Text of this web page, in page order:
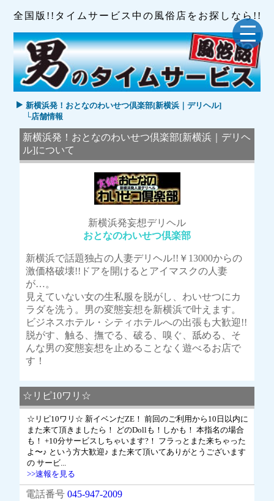
全国版!!タイムサービス中の風俗店をお探しなら!!
新横浜発！おとなのわいせつ倶楽部[新横浜｜デリヘル]
└店舗情報
新横浜発！おとなのわいせつ倶楽部[新横浜｜デリヘ
ル]について
新横浜発妄想デリヘル
おとなのわいせつ倶楽部
新横浜で話題独占の人妻デリヘル!!￥13000からの
激価格破壊!!ドアを開けるとアイマスクの人妻
が…。
見えていない女の生私服を脱がし、わいせつにカ
ラダを洗う。男の変態妄想を新横浜で叶えます。
ビジネスホテル・シティホテルへの出張も大歓迎!!
脱がす、触る、撫でる、破る、嗅ぐ、舐める、そ
んな男の変態妄想を止めることなく遊べるお店で
す！
☆リピ10ワリ☆
☆リピ10ワリ☆ 新イベンだZE！ 前回のご利用から10日以内に
また来て頂きましたら！ どのDollも！しかも！ 本指名の場合
も！ +10分サービスしちゃいます?！ フラっとまた来ちゃった
よ〜♪ という方大歓迎♪ また来て頂いてありがとうございます
の サービ...
>>速報を見る
電話番号045-947-2009